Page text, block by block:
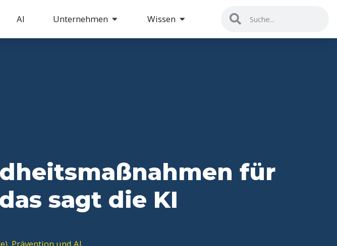
AI Unternehmen Wissen
für
sagt die KI
, Prävention und AI